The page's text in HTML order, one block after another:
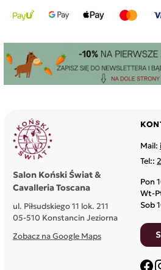
Salon Koński Świat &
Cavalleria Toscana
ul. Piłsudskiego 11 lok. 211
05-510 Konstancin Jeziorna
Zobacz na Google Maps
Mail:
Tel::
Pon
Wt-
Sob